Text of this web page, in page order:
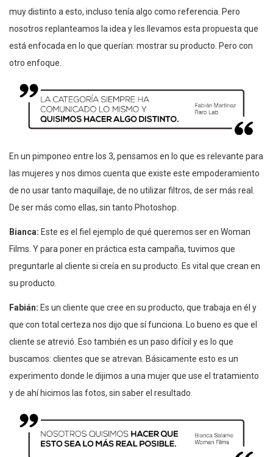
muy distinto a esto, incluso tenía algo como referencia. Pero
nosotros replanteamos la idea y les llevamos esta propuesta que
está enfocada en lo que querían: mostrar su producto. Pero con
otro enfoque.
En un pimponeo entre los 3, pensamos en lo que es relevante para
las mujeres y nos dimos cuenta que existe este empoderamiento
de no usar tanto maquillaje, de no utilizar filtros, de ser más real.
De ser más como ellas, sin tanto Photoshop.
Bianca: Este es el fiel ejemplo de qué queremos ser en Woman
Films. Y para poner en práctica esta campaña, tuvimos que
preguntarle al cliente si creía en su producto. Es vital que crean en
su producto.
Fabián: Es un cliente que cree en su producto, que trabaja en él y
que con total certeza nos dijo que sí funciona. Lo bueno es que el
cliente se atrevió. Eso también es un paso difícil y es lo que
buscamos: clientes que se atrevan. Básicamente esto es un
experimento donde le dijimos a una mujer que use el tratamiento
y de ahí hicimos las fotos, sin saber el resultado.